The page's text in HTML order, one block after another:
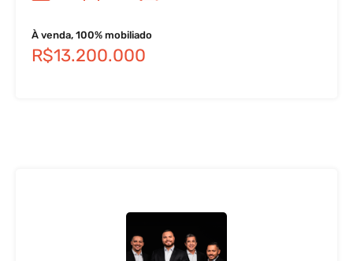
À venda, 100% mobiliado
R$13.200.000